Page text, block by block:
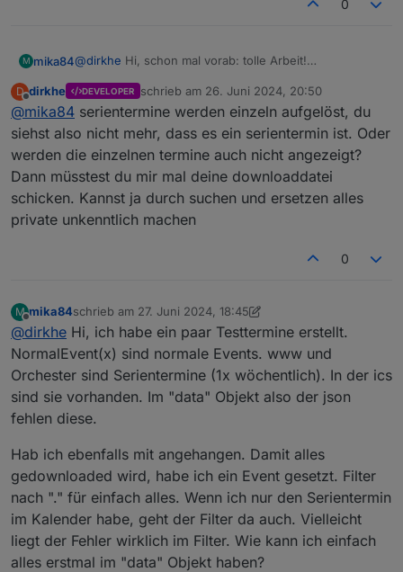
        initALert(getState(dpID).val);
    }
webCalAlert("0_userdata.0.example_state",
0
M mika84@dirkhe Hi, schon mal vorab: tolle Arbeit!
Ich nutze die Download-Funktion. Die Termine werden
auch heruntergeladen. Aber im der json ist zu sehen,
dass kein Serientermin dabei ist.
Kannst du die Funktion hinzufügen oder fehlt mir nur
etwas.
P.S.: ich habe aktuell keine Ereignisse konfiguriert.
Also ist alles ungefiltert.
D
Offline
dirkhe DEVELOPER schrieb am 26. Juni 2024, 20:50
zuletzt editiert von
@mika84 serientermine werden einzeln aufgelöst, du
siehst also nicht mehr, dass es ein serientermin ist. Oder
werden die einzelnen termine auch nicht angezeigt?
Dann müsstest du mir mal deine downloaddatei
schicken. Kannst ja durch suchen und ersetzen alles
private unkenntlich machen
0
M
Offline
mika84schrieb am 27. Juni 2024, 18:45
zuletzt editiert von mika84
@dirkhe Hi, ich habe ein paar Testtermine erstellt.
NormalEvent(x) sind normale Events. www und
Orchester sind Serientermine (1x wöchentlich). In der ics
sind sie vorhanden. Im "data" Objekt also der json
fehlen diese.
Hab ich ebenfalls mit angehangen. Damit alles
gedownloaded wird, habe ich ein Event gesetzt. Filter
nach "." für einfach alles. Wenn ich nur den Serientermin
im Kalender habe, geht der Filter da auch. Vielleicht
liegt der Fehler wirklich im Filter. Wie kann ich einfach
alles erstmal im "data" Objekt haben?